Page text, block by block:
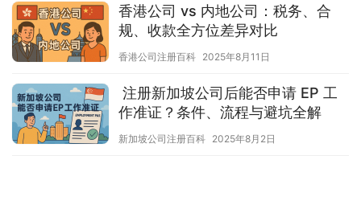
香港公司 vs 内地公司：税务、合
规、收款全方位差异对比
香港公司注册百科 2025年8月11日
注册新加坡公司后能否申请 EP 工
作准证？条件、流程与避坑全解
新加坡公司注册百科 2025年8月2日